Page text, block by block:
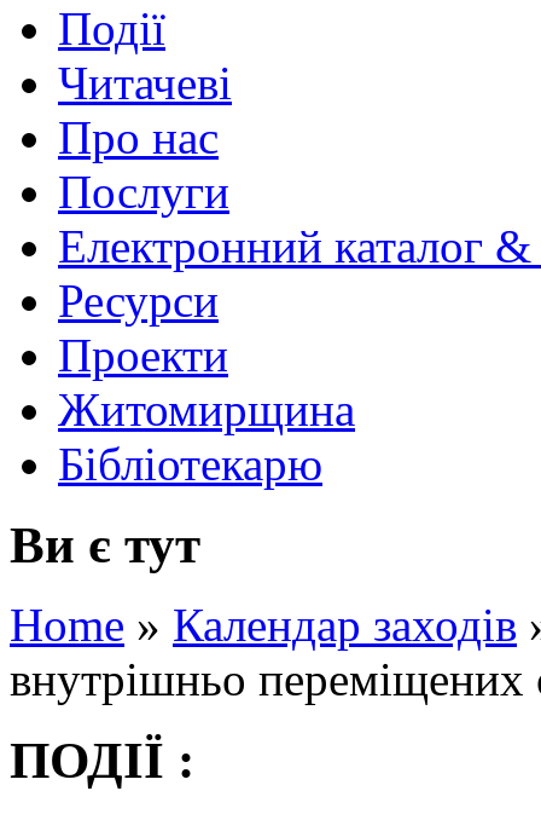
Події
Читачеві
Про нас
Послуги
Електронний каталог
Ресурси
Проекти
Житомирщина
Бібліотекарю
Ви є тут
Home » Календар заходів
внутрішньо переміщених
ПОДІЇ :